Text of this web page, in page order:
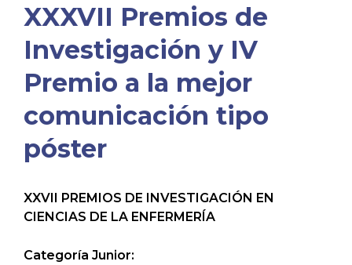
XXXVII Premios de
Investigación y IV
Premio a la mejor
comunicación tipo
póster
XXVII PREMIOS DE INVESTIGACIÓN EN
CIENCIAS DE LA ENFERMERÍA
Categoría Junior: